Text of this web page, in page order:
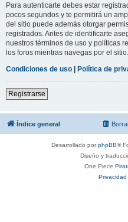
Para autenticarte debes estar
pocos segundos y te permitirá un
del sitio puede además otorgar
registrados. Antes de identificarte
nuestros términos de uso y políticas
los foros mientras navegas por el sitio.
Condiciones de uso | Política de
Registrarse
Índice general
Desarrollado porphpBB®
Diseño y
One Piece
Privacidad